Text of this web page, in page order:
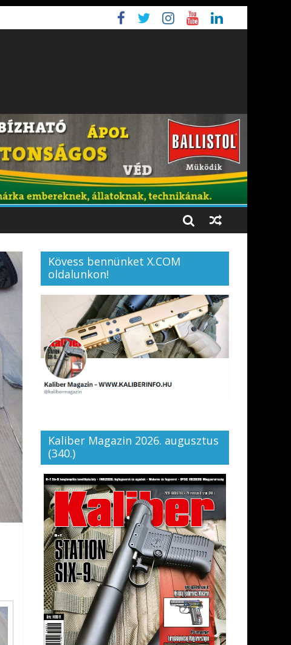
Kövess bennünket X.COM
oldalunkon!
Kaliber Magazin 2026. augusztus
(340.)